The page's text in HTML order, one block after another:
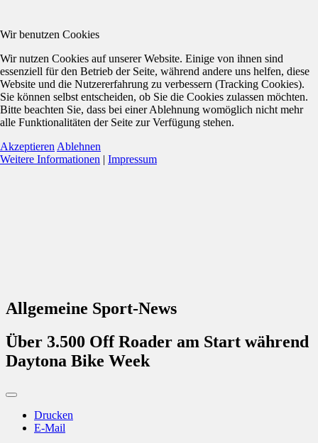
Allgemeine Sport-News
Über 3.500 Off Roader am Start während
Daytona Bike Week
Drucken
E-Mail
Wir benutzen Cookies
Wir nutzen Cookies auf unserer Website. Einige von ihnen sind
essenziell für den Betrieb der Seite, während andere uns helfen, diese
Website und die Nutzererfahrung zu verbessern (Tracking Cookies).
Sie können selbst entscheiden, ob Sie die Cookies zulassen möchten.
Bitte beachten Sie, dass bei einer Ablehnung womöglich nicht mehr
alle Funktionalitäten der Seite zur Verfügung stehen.
Akzeptieren Ablehnen
Weitere Informationen | Impressum